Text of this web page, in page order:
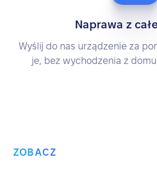
Naprawa z
Wyślij do nas urządzenie za
je, bez wychodzenia z
ZOBACZ